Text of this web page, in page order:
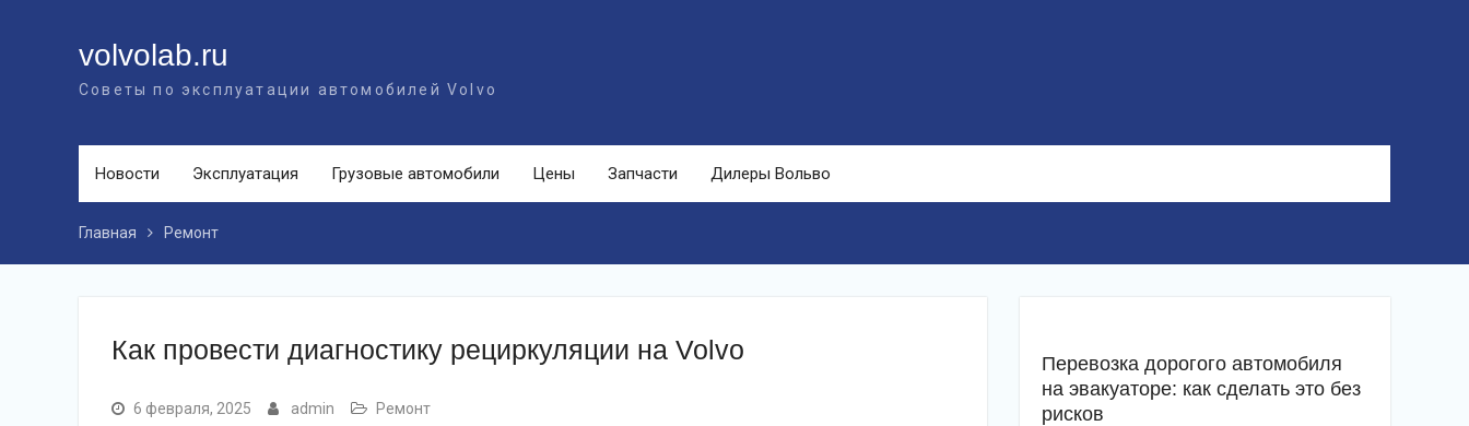
volvolab.ru
Советы по эксплуатации автомобилей Volvo
Новости Эксплуатация Грузовые автомобили Цены Запчасти Дилеры Вольво
Главная Ремонт
Как провести диагностику рециркуляции на Volvo
6 февраля, 2025 admin Ремонт
Перевозка дорогого автомобиля
на эвакуаторе: как сделать это без
рисков